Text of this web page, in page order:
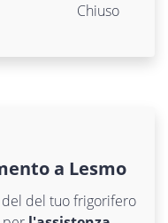
Chiuso
a Lesmo
del tuo frigorifero